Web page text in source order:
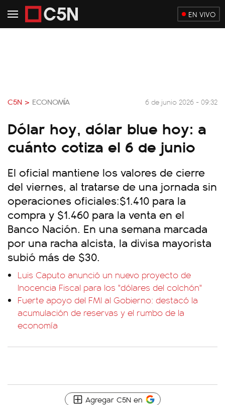
EN VIVO
C5N > ECONOMÍA 6 de junio 2026 - 09:32
Dólar hoy, dólar blue hoy: a
cuánto cotiza el 6 de junio
El oficial mantiene los valores de cierre
del viernes, al tratarse de una jornada sin
operaciones oficiales:$1.410 para la
compra y $1.460 para la venta en el
Banco Nación. En una semana marcada
por una racha alcista, la divisa mayorista
subió más de $30.
Luis Caputo anunció un nuevo proyecto de
Inocencia Fiscal para los "dólares del colchón"
Fuerte apoyo del FMI al Gobierno: destacó la
acumulación de reservas y el rumbo de la
economía
Agregar C5N en